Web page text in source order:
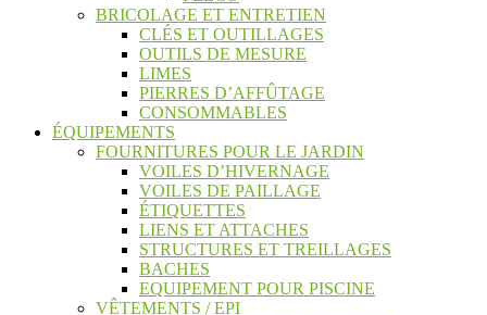
BRICOLAGE ET ENTRETIEN
CLÉS ET OUTILLAGES
OUTILS DE MESURE
LIMES
PIERRES D’AFFÛTAGE
CONSOMMABLES
ÉQUIPEMENTS
FOURNITURES POUR LE JARDIN
VOILES D’HIVERNAGE
VOILES DE PAILLAGE
ÉTIQUETTES
LIENS ET ATTACHES
STRUCTURES ET TREILLAGES
BACHES
EQUIPEMENT POUR PISCINE
VÊTEMENTS / EPI